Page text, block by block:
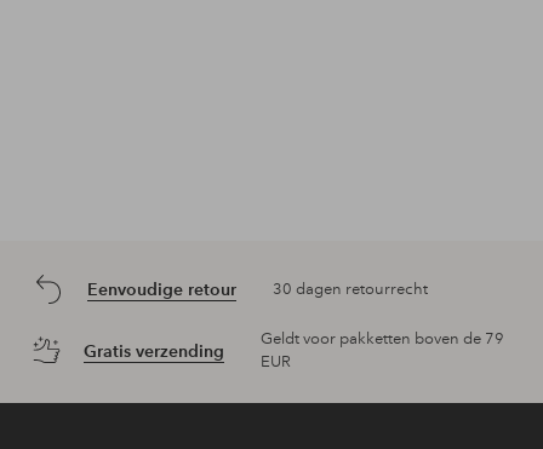
Eenvoudige retour 30 dagen retourrecht
Gratis verzending
Geldt voor pakketten boven de 79
EUR